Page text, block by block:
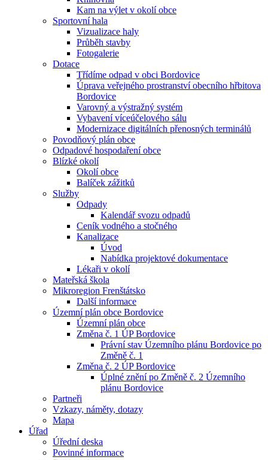
Kam na výlet v okolí obce
Sportovní hala
Vizualizace haly
Průběh stavby
Fotogalerie
Dotace
Třídíme odpad v obci Bordovice
Úprava veřejného prostranství obecního hřbitova
Bordovice
Varovný a výstražný systém
Vybavení víceúčelového sálu
Modernizace digitálních přenosných terminálů
Povodňový plán obce
Odpadové hospodaření obce
Blízké okolí
Okolí obce
Balíček zážitků
Služby
Odpady
Kalendář svozu odpadů
Ceník vodného a stočného
Kanalizace
Úvod
Nabídka projektové dokumentace
Lékaři v okolí
Mateřská škola
Mikroregion Frenštátsko
Další informace
Územní plán obce Bordovice
Územní plán obce
Změna č. 1 ÚP Bordovice
Právní stav Územního plánu Bordovice po
Změně č. 1
Změna č. 2 ÚP Bordovice
Úplné znění po Změně č. 2 Územního
plánu Bordovice
Partneři
Vzkazy, náměty, dotazy
Mapa
Úřad
Úřední deska
Povinné informace